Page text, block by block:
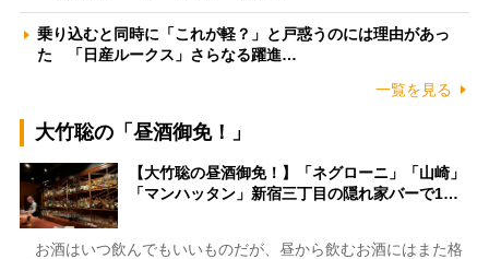
乗り込むと同時に「これが軽？」と戸惑うのには理由があっ
た 「日産ルークス」さらなる躍進…
一覧を見る
大竹聡の「昼酒御免！」
【大竹聡の昼酒御免！】「ネグローニ」「山崎」
「マンハッタン」新宿三丁目の隠れ家バーで1…
お酒はいつ飲んでもいいものだが、昼から飲むお酒にはまた格